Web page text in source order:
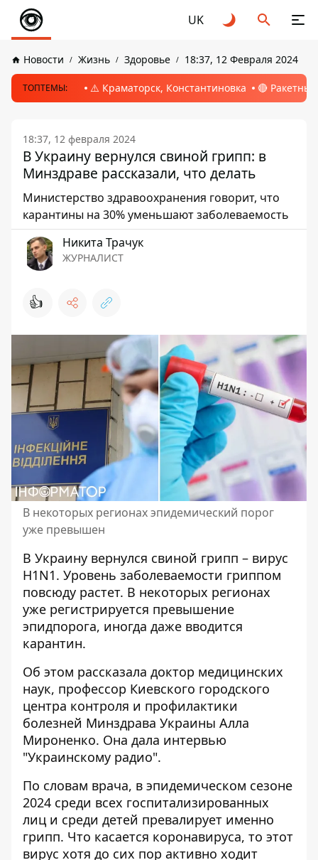
UK
Новости Жизнь Здоровье 18:37, 12 Февраля 2024
ТОПТЕМЫ: ⚠️ Краматорск, Константиновка 🔴
18:37, 12 февраля 2024
В Украину вернулся свиной грипп: в
Минздраве рассказали, что делать
Министерство здравоохранения говорит, что
карантины на 30% уменьшают заболеваемость
Никита Трачук
ЖУРНАЛИСТ
👍
В некоторых регионах эпидемический порог
уже превышен
В Украину вернулся свиной грипп – вирус
H1N1. Уровень заболеваемости гриппом
повсюду растет. В некоторых регионах
уже регистрируется превышение
эпидпорога, иногда даже вводится
карантин.
Об этом рассказала доктор медицинских
наук, профессор Киевского городского
центра контроля и профилактики
болезней Минздрава Украины Алла
Мироненко. Она дала интервью
"Украинскому радио".
По словам врача, в эпидемическом сезоне
2024 среди всех госпитализированных
лиц и среди детей превалирует именно
грипп. Что касается коронавируса, то этот
вирус хотя до сих пор активно ходит